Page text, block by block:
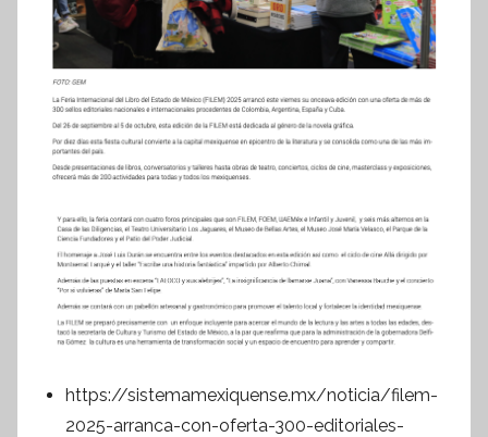
https://sistemamexiquense.mx/noticia/filem-
2025-arranca-con-oferta-300-editoriales-